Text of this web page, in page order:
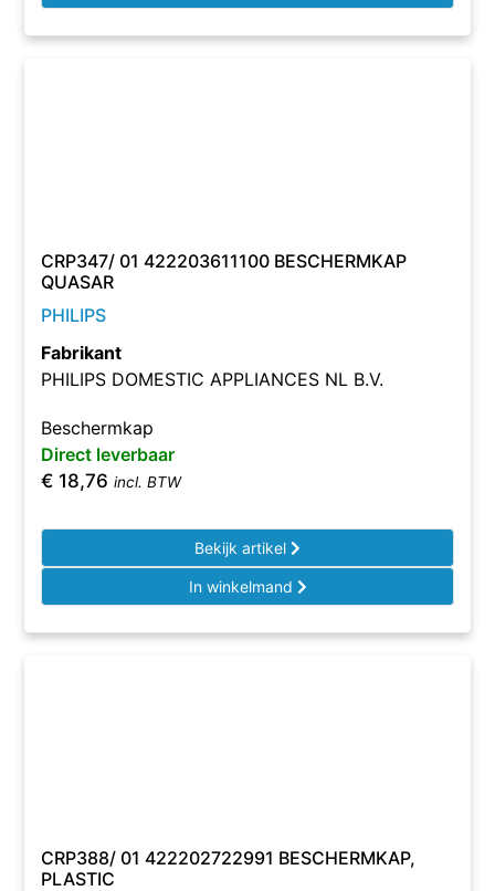
CRP347/ 01 422203611100 BESCHERMKAP
QUASAR
PHILIPS
Fabrikant
PHILIPS DOMESTIC APPLIANCES NL B.V.
Beschermkap
Direct leverbaar
€ 18,76 incl. BTW
Bekijk artikel
In winkelmand
CRP388/ 01 422202722991 BESCHERMKAP,
PLASTIC